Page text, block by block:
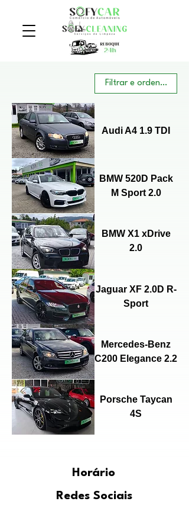
Filtrar e ordenar
Audi A4 1.9 TDI
BMW 520D Pack
M Sport 2.0
BMW X1 xDrive
2.0
Jaguar XF 2.0D R-
Sport
Mercedes-Benz
C200 Elegance 2.2
Porsche Taycan
4S
Horário
Redes Sociais